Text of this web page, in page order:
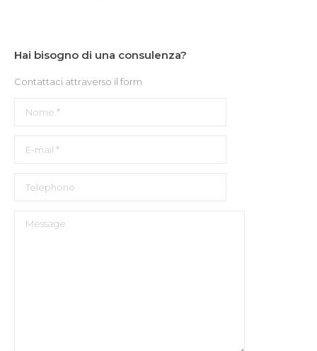
Hai bisogno di una consulenza?
Contattaci attraverso il form
E-mail *
Telephone
Message